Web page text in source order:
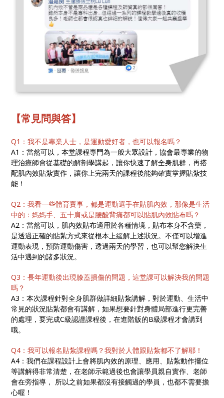
【常見問與答】
Q1：我不是專業人士，是運動愛好者，也可以報名嗎？
A1：當然可以，本堂課程專門為一般大眾設計，協會最專業的物
理治療師會從基礎的解剖學講起，讓你快速了解全身肌群，再搭
配肌內效貼紮實作，讓你上完兩天的課程後能夠確實掌握貼紮技
能！
Q2：我看一些體育賽事，都是運動選手在貼肌內效，那像是生活
中的：媽媽手、五十肩或是腰酸背痛都可以貼肌內效貼布嗎？
A2：當然可以，肌內效貼布適用於各種情境，貼布本身不含藥，
是透過正確的貼紮方式來從根本上緩解上述狀況。不僅可以增進
運動表現，預防運動傷害，透過兩天的學習，也可以幫您解決生
活中遇到的諸多狀況。
Q3：長年運動後出現膝蓋損傷的問題，這堂課可以解決我的問題
嗎？
A3：本次課程針對全身肌群做詳細貼紮講解，對於運動、生活中
常見的狀況貼紮都會有講解，如果想要針對身體局部進行更完善
的處理，要完成C級認證課程後，在進階版的B級課程才會講到
哦。
Q4：我可以報名貼紮課程嗎？我對於人體跟貼紮都不了解耶！
A4：我們在課程設計上會將肌內效的原理、應用、貼紮動作擺位
等講解得非常清楚，在老師示範過後也會讓學員親自實作、老師
會在旁指導， 所以之前如果都沒有接觸過的學員，也都不需要擔
心喔！